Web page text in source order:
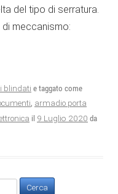
del tipo di serratura.
meccanismo:
blindati e taggato come
, armadio porta
il 9 Luglio 2020 da